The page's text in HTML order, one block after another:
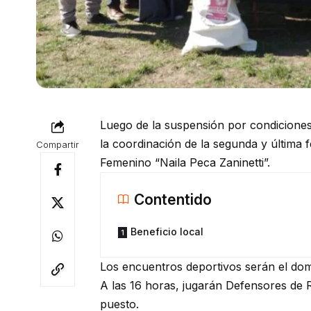
Compartir
Luego de la suspensión por
la coordinación de la segunda y última
Femenino “Naila Peca Zaninetti”.
Contentido
Beneficio local
Los encuentros deportivos serán el
A las 16 horas, jugarán Defensores
puesto.